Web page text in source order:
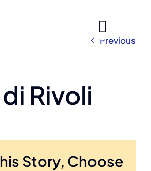
Previous
Rivoli
Story, Choose